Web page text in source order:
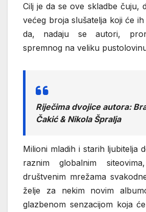
Cilj je da se ove skladbe čuju,
većeg broja slušatelja koji će ih
da, nadaju se autori,
spremnog na veliku
Riječima dvojice autora:
Čakić & Nikola Špralja
Milioni mladih i starih ljubitelja
raznim globalnim
društvenim mrežama
želje za nekim novim
glazbenom senzacijom koja